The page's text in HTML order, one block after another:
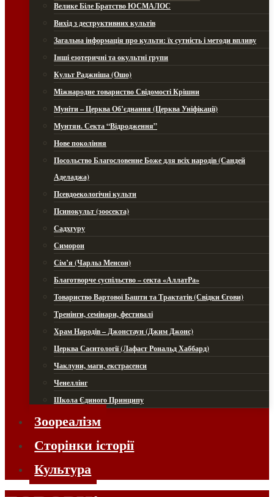
Велике Біле Братство ЮСМАЛОС
Вихід з деструктивних культів
Загальна інформація про культи: їх сутність і методи впливу
Інші езотеричні та окультні групи
Культ Раджніша (Ошо)
Міжнародне товариство Свідомості Крішни
Муніти – Церква Об’єднання (Церква Уніфікації)
Мунтян. Секта “Відродження”
Нове покоління
Посольство Благословенне Боже для всіх народів (Сандей
Аделаджа)
Псевдоекологічні культи
Псинокульт (зоосекта)
Садхгуру
Симорон
Сім’я (Чарльз Менсон)
Благотворче суспільство – секта «АллатРа»
Товариство Вартової Башти та Трактатів (Свідки Єгови)
Тренінги, семінари, фестивалі
Храм Народів – Джонстаун (Джим Джонс)
Церква Саєнтології (Лафаєт Рональд Хаббард)
Чаклуни, маги, екстрасенси
Ченеллінг
Школа Єдиного Принципу
Зоореалізм
Сторінки історії
Культура